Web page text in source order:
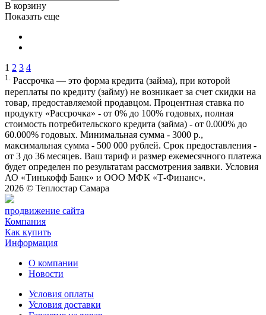
В корзину
Показать еще
1 2 3 4
1. Рассрочка — это форма кредита (займа), при которой
переплаты по кредиту (займу) не возникает за счет скидки на
товар, предоставляемой продавцом. Процентная ставка по
продукту «Рассрочка» - от 0% до 100% годовых, полная
стоимость потребительского кредита (займа) - от 0.000% до
60.000% годовых. Минимальная сумма - 3000 р.,
максимальная сумма - 500 000 рублей. Срок предоставления -
от 3 до 36 месяцев. Ваш тариф и размер ежемесячного платежа
будет определен по результатам рассмотрения заявки. Условия
АО «Тинькофф Банк» и ООО МФК «Т-Финанс».
2026 © Теплостар Самара
продвижение сайта
Компания
Как купить
Информация
О компании
Новости
Условия оплаты
Условия доставки